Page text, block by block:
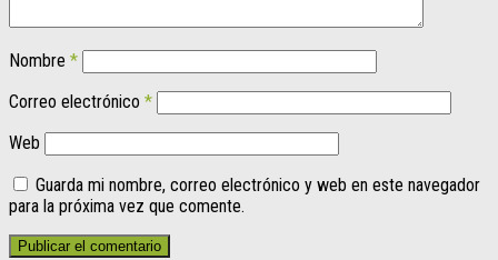
Nombre *
Correo electrónico *
Web
Guarda mi nombre, correo electrónico y web en este navegador
para la próxima vez que comente.